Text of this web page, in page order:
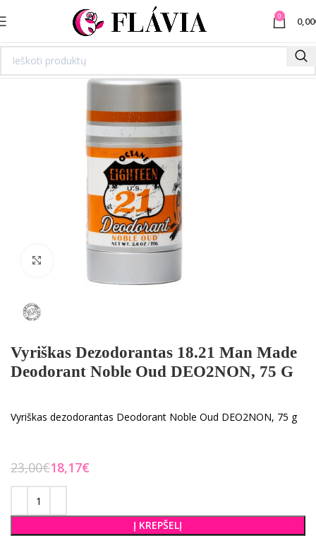
0 0,00
Vyriškas Dezodorantas 18.21 Man Made
Deodorant Noble Oud DEO2NON, 75 G
Vyriškas dezodorantas Deodorant Noble Oud DEO2NON, 75 g
23,00€18,17€
Į KREPŠELĮ